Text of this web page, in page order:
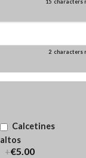
15 characters
2 characters
Calcetines
altos
+€5.00